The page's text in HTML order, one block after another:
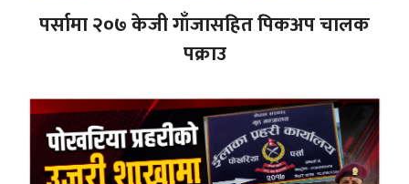
पर्सामा २०७ केजी गाँजासहित पिकअप चालक
पक्राउ